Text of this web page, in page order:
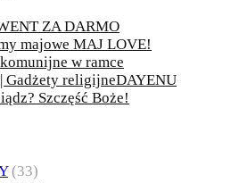
ZA DARMO
majowe MAJ LOVE!
w ramce
Gadżety religijneDAYENU
Szczęść Boże!
(33)